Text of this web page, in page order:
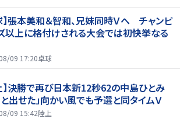
】張本美和＆智和、兄妹同時Ｖへ チャンピ
以上に格付けされる大会では初快挙なる
09 17:20卓球
】決勝で再び日本新12秒62の中島ひとみ
と出せた」向かい風でも予選と同タイムＶ
09 15:42陸上